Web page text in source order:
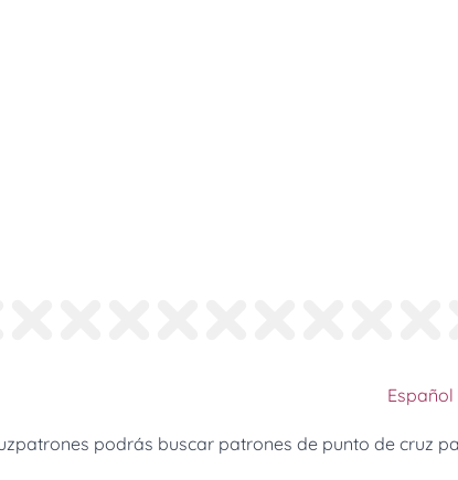
Español
podrás buscar patrones de punto de cruz